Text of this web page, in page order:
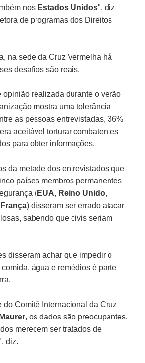
nos Estados Unidos", diz
de programas dos Direitos
na sede da Cruz Vermelha há
desafios são reais.
opinião realizada durante o verão
mostra uma tolerância
as pessoas entrevistadas, 36%
aceitável torturar combatentes
para obter informações.
da metade dos entrevistados que
países membros permanentes
(EUA, Reino Unido,
França) disseram ser errado atacar
sabendo que civis seriam
disseram achar que impedir o
água e remédios é parte
do Comitê Internacional da Cruz
, os dados são preocupantes.
merecem ser tratados de
diz.